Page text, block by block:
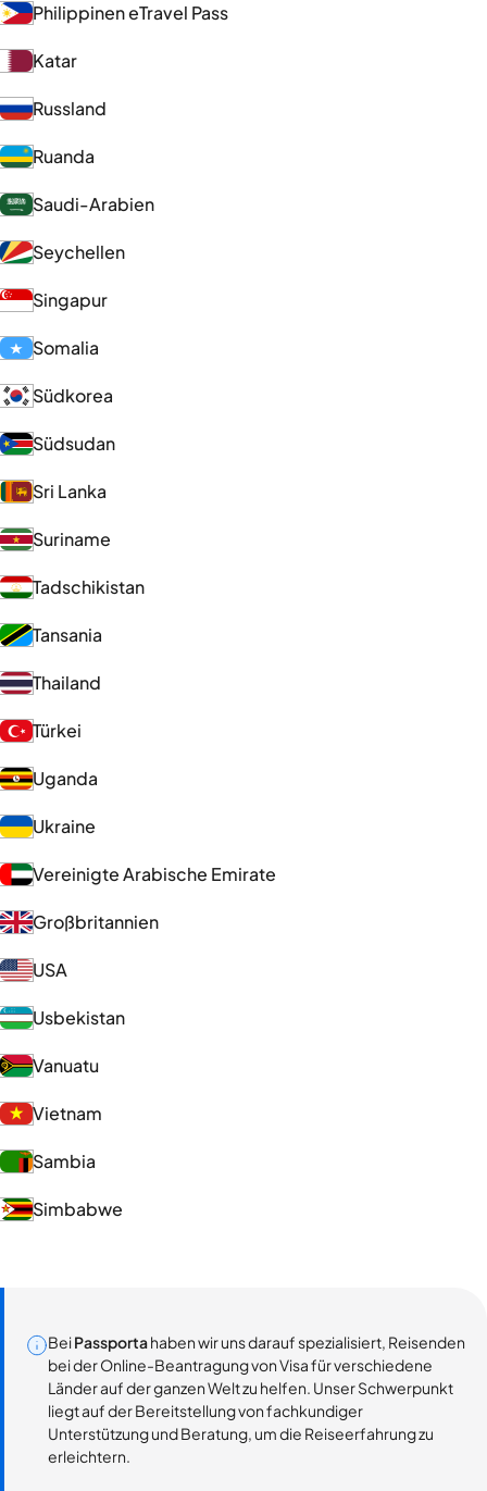
Philippinen eTravel Pass
Katar
Russland
Ruanda
Saudi-Arabien
Seychellen
Singapur
Somalia
Südkorea
Südsudan
Sri Lanka
Suriname
Tadschikistan
Tansania
Thailand
Türkei
Uganda
Ukraine
Vereinigte Arabische Emirate
Großbritannien
USA
Usbekistan
Vanuatu
Vietnam
Sambia
Simbabwe
BeiPassportahaben wir uns darauf spezialisiert, Reisenden
bei der Online-Beantragung von Visa für verschiedene
Länder auf der ganzen Welt zu helfen. Unser Schwerpunkt
liegt auf der Bereitstellung von fachkundiger
Unterstützung und Beratung, um die Reiseerfahrung zu
erleichtern.